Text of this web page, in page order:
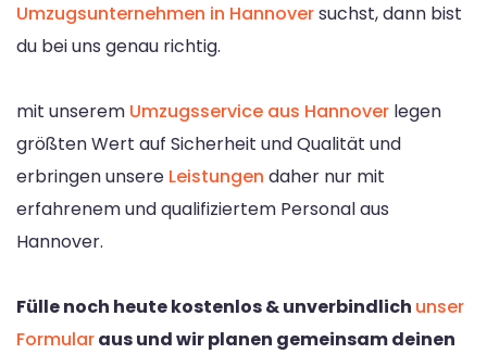
Umzugsunternehmen in Hannoversuchst, dann bist
du bei uns genau richtig.
mit unserem Umzugsservice aus Hannover legen
größten Wert auf Sicherheit und Qualität und
erbringen unsere Leistungen daher nur mit
erfahrenem und qualifiziertem Personal aus
Hannover.
Fülle noch heute kostenlos & unverbindlich unser
Formularaus und wir planen gemeinsam deinen